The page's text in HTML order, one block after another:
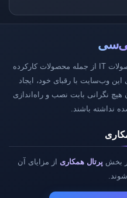
جانبی پی‌سی، مرجع فروش تمامی محصولات IT از جمله محصولات کارکرده
وب‌سایت با رقبای خود، ایجاد
نگرانی بابت نصب و راه‌اندازی
نداشته باشند.
بخش پرتال همکاری از مزایای آن